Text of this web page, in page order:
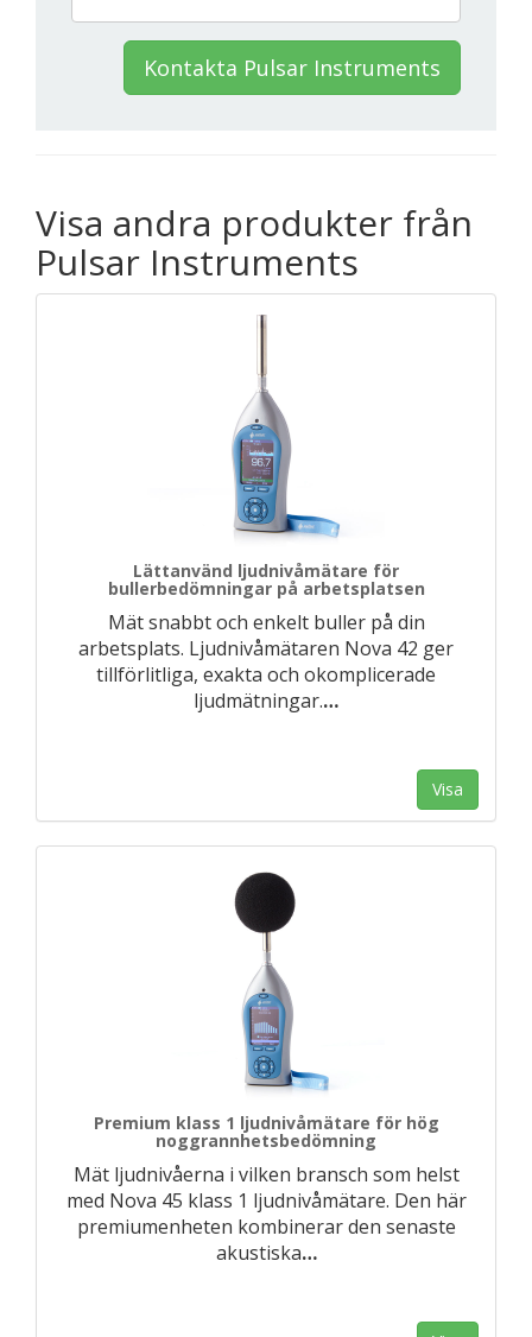
Kontakta Pulsar Instruments
Visa andra produkter från
Pulsar Instruments
Lättanvänd ljudnivåmätare för
bullerbedömningar på arbetsplatsen
Mät snabbt och enkelt buller på din
arbetsplats. Ljudnivåmätaren Nova 42 ger
tillförlitliga, exakta och okomplicerade
ljudmätningar.…
Visa
Premium klass 1 ljudnivåmätare för hög
noggrannhetsbedömning
Mät ljudnivåerna i vilken bransch som helst
med Nova 45 klass 1 ljudnivåmätare. Den här
premiumenheten kombinerar den senaste
akustiska…